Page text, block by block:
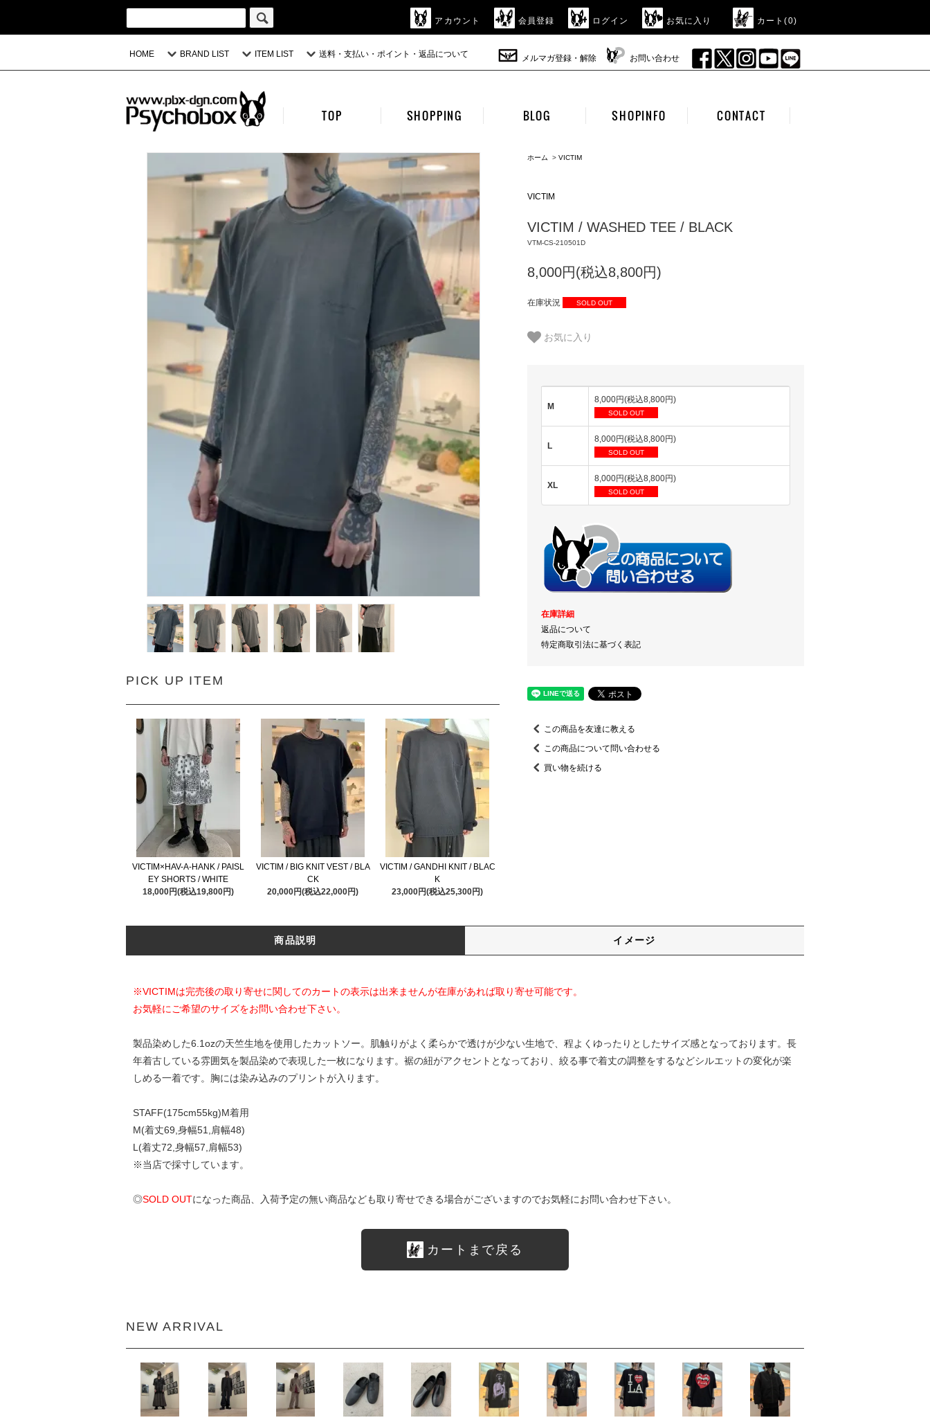
アカウント 会員登録 ログイン お気に入り カート(0)
HOME BRAND LIST ITEM LIST 送料・支払い・ポイント・返品について メルマガ登録・解除 お問い合わせ
TOP SHOPPING BLOG SHOPINFO CONTACT
PICK UP ITEM
VICTIM×HAV-A-HANK / PAISL
EY SHORTS / WHITE
18,000円(税込19,800円)
VICTIM / BIG KNIT VEST / BLA
CK
20,000円(税込22,000円)
VICTIM / GANDHI KNIT / BLAC
K
23,000円(税込25,300円)
ホーム > VICTIM
VICTIM
VICTIM / WASHED TEE / BLACK
VTM-CS-210501D
8,000円(税込8,800円)
在庫状況 SOLD OUT
お気に入り
M
8,000円(税込8,800円)
SOLD OUT
L
8,000円(税込8,800円)
SOLD OUT
XL
8,000円(税込8,800円)
SOLD OUT
在庫詳細
返品について
特定商取引法に基づく表記
この商品を友達に教える
この商品について問い合わせる
買い物を続ける
商品説明 イメージ
※VICTIMは完売後の取り寄せに関してのカートの表示は出来ませんが在庫があれば取り寄せ可能です。
お気軽にご希望のサイズをお問い合わせ下さい。
製品染めした6.1ozの天竺生地を使用したカットソー。肌触りがよく柔らかで透けが少ない生地で、程よくゆったりとしたサイズ感となっております。長
年着古している雰囲気を製品染めで表現した一枚になります。裾の紐がアクセントとなっており、絞る事で着丈の調整をするなどシルエットの変化が楽
しめる一着です。胸には染み込みのプリントが入ります。
STAFF(175cm55kg)M着用
M(着丈69,身幅51,肩幅48)
L(着丈72,身幅57,肩幅53)
※当店で採寸しています。
◎SOLD OUTになった商品、入荷予定の無い商品なども取り寄せできる場合がございますのでお気軽にお問い合わせ下さい。
カートまで戻る
NEW ARRIVAL